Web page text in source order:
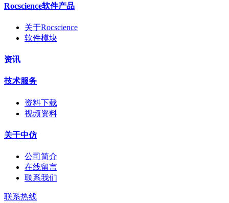
Rocscience软件产品
关于Rocscience
软件模块
资讯
技术服务
资料下载
视频资料
关于中仿
公司简介
在线留言
联系我们
联系热线